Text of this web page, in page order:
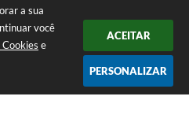
a sua
você
e
ACEITAR
PERSONALIZAR